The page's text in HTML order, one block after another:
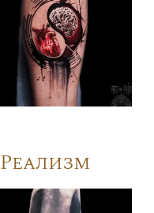
Реализм